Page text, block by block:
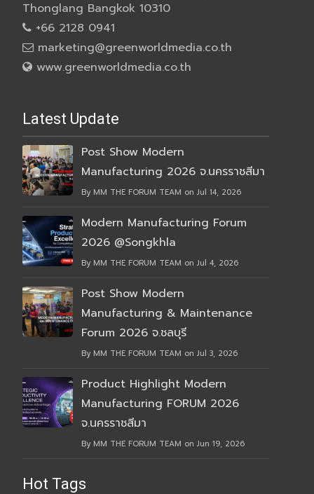
Thonglang Bangkok 10310
+66 2128 0941
marketing@greenworldmedia.co.th
www.greenworldmedia.co.th
Latest Update
Post Show Modern
Manufacturing 2026 จ.นครราชสีมา
By MM THE FORUM TEAM on Jul 14, 2026
Modern Manufacturing Forum
2026 @Songkhla
By MM THE FORUM TEAM on Jul 4, 2026
Post Show Modern
Manufacturing & Maintenance
Forum 2026 จ.ชลบุรี
By MM THE FORUM TEAM on Jul 3, 2026
Product Highlight Modern
Manufacturing FORUM 2026
จ.นครราชสีมา
By MM THE FORUM TEAM on Jun 19, 2026
Hot Tags